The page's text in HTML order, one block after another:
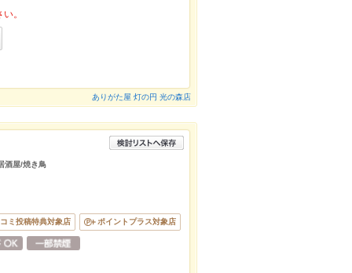
。
ありがた屋 灯の円 光の森店
酒屋/焼き鳥
ミ投稿特典対象店 ポイントプラス対象店